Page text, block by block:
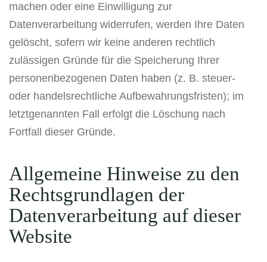
machen oder eine Einwilligung zur
Datenverarbeitung widerrufen, werden Ihre Daten
gelöscht, sofern wir keine anderen rechtlich
zulässigen Gründe für die Speicherung Ihrer
personenbezogenen Daten haben (z. B. steuer-
oder handelsrechtliche Aufbewahrungsfristen); im
letztgenannten Fall erfolgt die Löschung nach
Fortfall dieser Gründe.
Allgemeine Hinweise zu den
Rechtsgrundlagen der
Datenverarbeitung auf dieser
Website